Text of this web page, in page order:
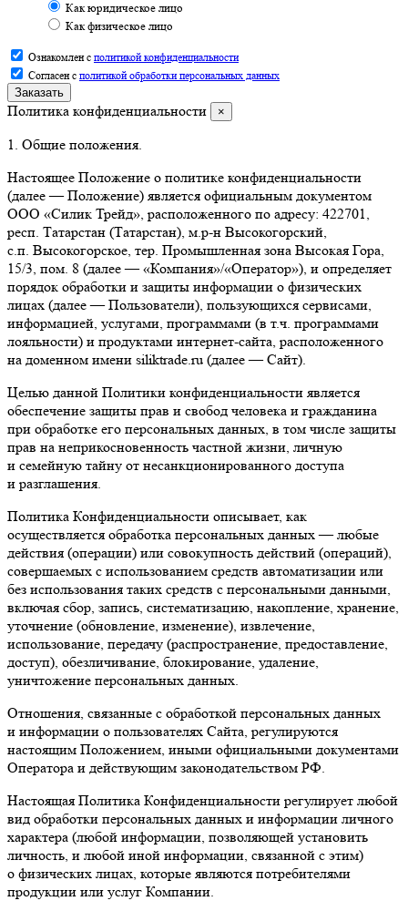
Как юридическое лицо
Как физическое лицо
Ознакомлен с политикой конфиденциальности
Согласен с политикой обработки персональных данных
Заказать
Политика конфиденциальности ×
1. Общие положения.
Настоящее Положение о политике конфиденциальности
(далее — Положение) является официальным документом
ООО «Силик Трейд», расположенного по адресу: 422701,
респ. Татарстан (Татарстан), м.р‑н Высокогорский,
с.п. Высокогорское, тер. Промышленная зона Высокая Гора,
15/3, пом. 8 (далее — «Компания»/«Оператор»), и определяет
порядок обработки и защиты информации о физических
лицах (далее — Пользователи), пользующихся сервисами,
информацией, услугами, программами (в т.ч. программами
лояльности) и продуктами интернет-сайта, расположенного
на доменном имени siliktrade.ru (далее — Сайт).
Целью данной Политики конфиденциальности является
обеспечение защиты прав и свобод человека и гражданина
при обработке его персональных данных, в том числе защиты
прав на неприкосновенность частной жизни, личную
и семейную тайну от несанкционированного доступа
и разглашения.
Политика Конфиденциальности описывает, как
осуществляется обработка персональных данных — любые
действия (операции) или совокупность действий (операций),
совершаемых с использованием средств автоматизации или
без использования таких средств с персональными данными,
включая сбор, запись, систематизацию, накопление, хранение,
уточнение (обновление, изменение), извлечение,
использование, передачу (распространение, предоставление,
доступ), обезличивание, блокирование, удаление,
уничтожение персональных данных.
Отношения, связанные с обработкой персональных данных
и информации о пользователях Сайта, регулируются
настоящим Положением, иными официальными документами
Оператора и действующим законодательством РФ.
Настоящая Политика Конфиденциальности регулирует любой
вид обработки персональных данных и информации личного
характера (любой информации, позволяющей установить
личность, и любой иной информации, связанной с этим)
о физических лицах, которые являются потребителями
продукции или услуг Компании.